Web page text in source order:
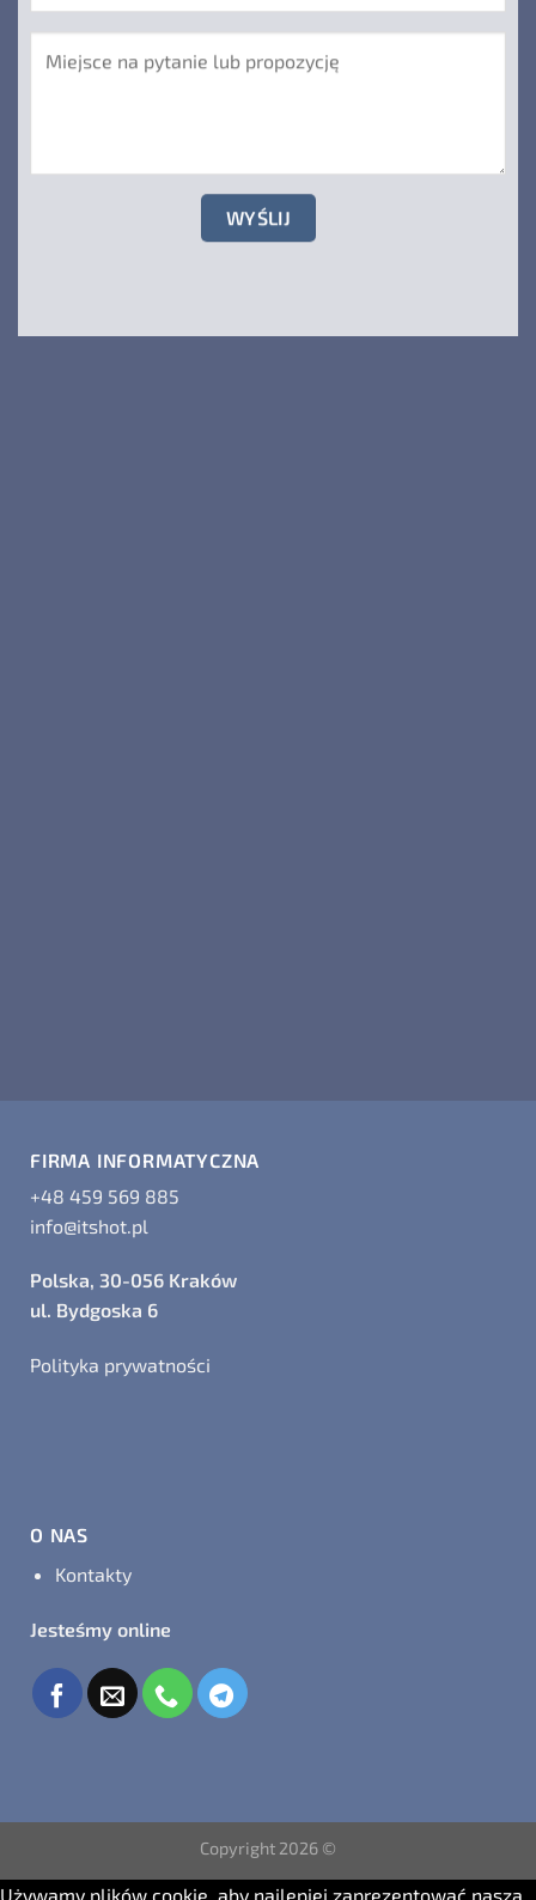
FIRMA INFORMATYCZNA
+48 459 569 885
info@itshot.pl
Polska, 30-056 Kraków
ul. Bydgoska 6
Polityka prywatności
O NAS
Kontakty
Jesteśmy online
Copyright 2026 ©
Używamy plików cookie, aby najlepiej zaprezentować naszą